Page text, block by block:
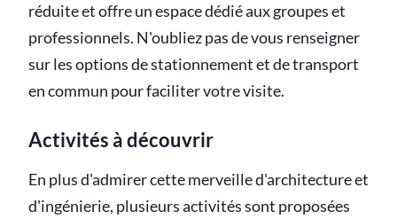
réduite et offre un espace dédié aux groupes et
professionnels. N'oubliez pas de vous renseigner
sur les options de stationnement et de transport
en commun pour faciliter votre visite.
Activités à découvrir
En plus d'admirer cette merveille d'architecture et
d'ingénierie, plusieurs activités sont proposées